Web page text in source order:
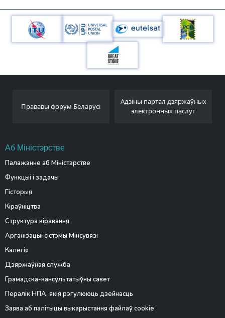
электронных паслуг
Беларускае тэлеграфнае
агенцтва
Аб Міністэрстве
Палажэнне аб Міністэрстве
Функцыі і задачы
Гісторыя
Кіраўніцтва
Структура кіравання
Арганізацыі сістэмы Мінсувязі
Калегія
Дзяржаўная служба
Грамадска-кансультатыўны савет
Пералік НПА, якія рэгулююць дзейнасць
Заява аб палітыцы выкарыстання файлаў cookie